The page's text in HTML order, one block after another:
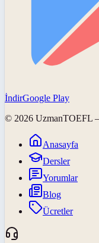
İndirGoogle Play
© 2026 UzmanTOEFL
Anasayfa
Dersler
Yorumlar
Blog
Ücretler